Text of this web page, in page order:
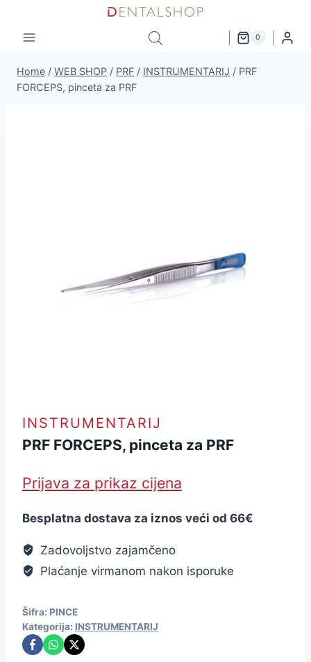
content
0
Home / WEB SHOP / PRF / INSTRUMENTARIJ / PRF
FORCEPS, pinceta za PRF
INSTRUMENTARIJ
PRF FORCEPS, pinceta za PRF
Prijava za prikaz cijena
Besplatna dostava za iznos veći od 66€
Zadovoljstvo zajamčeno
Plaćanje virmanom nakon isporuke
Šifra: PINCE
Kategorija: INSTRUMENTARIJ